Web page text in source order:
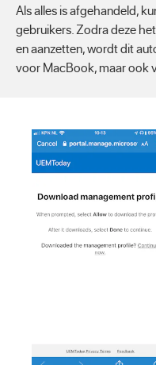
Als alles is afgehandeld,
gebruikers. Zodra deze
en aanzetten, wordt dit
voor MacBook, maar ook